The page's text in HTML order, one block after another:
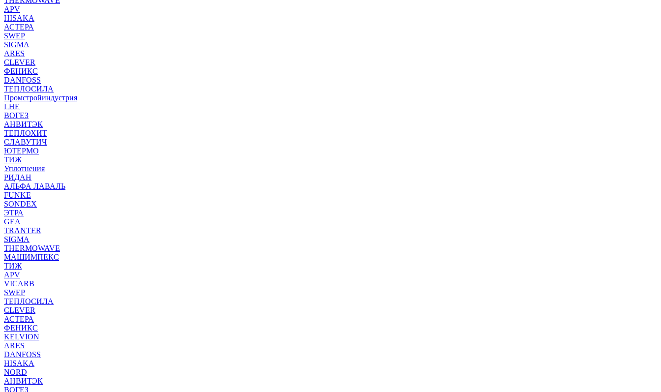
APV
HISAKA
АСТЕРА
SWEP
SIGMA
ARES
CLEVER
ФЕНИКС
DANFOSS
ТЕПЛОСИЛА
Промстройиндустрия
LHE
ВОГЕЗ
АНВИТЭК
ТЕПЛОХИТ
СЛАВУТИЧ
ЮТЕРМО
ТИЖ
Уплотнения
РИДАН
АЛЬФА ЛАВАЛЬ
FUNKE
SONDEX
ЭТРА
GEA
TRANTER
SIGMA
THERMOWAVE
МАШИМПЕКС
ТИЖ
APV
VICARB
SWEP
ТЕПЛОСИЛА
CLEVER
АСТЕРА
ФЕНИКС
KELVION
ARES
DANFOSS
HISAKA
NORD
АНВИТЭК
ВОГЕЗ